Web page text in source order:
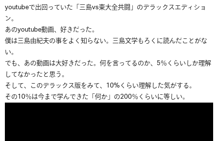
youtubeで出回っていた「三島vs東大全共闘」のデラックスエディショ
ン。
あのyoutube動画、好きだった。
僕は三島由紀夫の事をよく知らない。三島文学もろくに読んだことがな
い。
でも、あの動画は大好きだった。何を言ってるのか、5％くらいしか理解
してなかったと思う。
そして、このデラックス版をみて、10%くらい理解した気がする。
その10％は今まで学んできた「何か」の200％くらいに等しい。